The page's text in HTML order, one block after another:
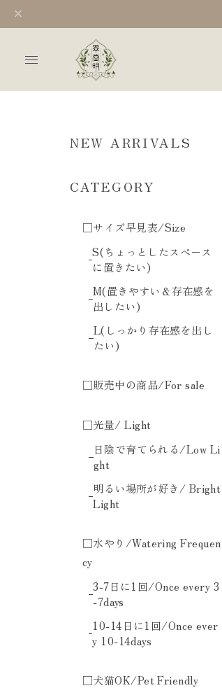
NEW ARRIVALS
CATEGORY
□サイズ早見表/Size
S(ちょっとしたスペース
に置きたい)
M(置きやすい＆存在感を
出したい)
L(しっかり存在感を出し
たい)
□販売中の商品/For sale
□光量/ Light
日陰で育てられる/Low Li
ght
明るい場所が好き/ Bright
Light
□水やり/Watering Frequen
cy
3-7日に1回/Once every 3
-7days
10-14日に1回/Once ever
y 10-14days
□犬猫OK/Pet Friendly